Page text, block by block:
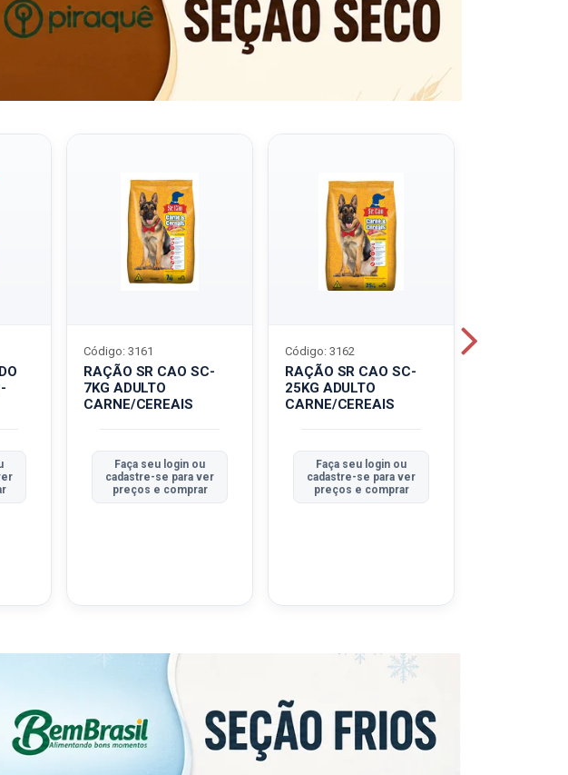
RAÇÃO SR CAO SC-
7KG ADULTO
CARNE/CEREAIS
Código: 3161
Faça seu login ou
cadastre-se para ver
preços e comprar
RAÇÃO SR CAO SC-
25KG ADULTO
CARNE/CEREAIS
Código: 3162
Faça seu login ou
cadastre-se para ver
preços e comprar